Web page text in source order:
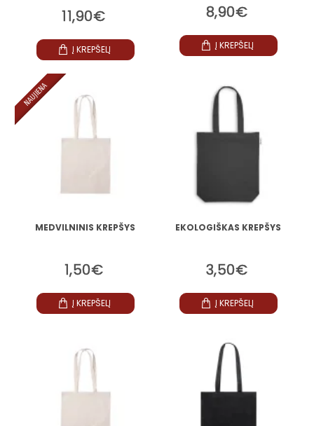
11,90€
Į KREPŠELĮ
8,90€
Į KREPŠELĮ
NAUJIENA
MEDVILNINIS KREPŠYS
1,50€
Į KREPŠELĮ
EKOLOGIŠKAS KREPŠYS
3,50€
Į KREPŠELĮ